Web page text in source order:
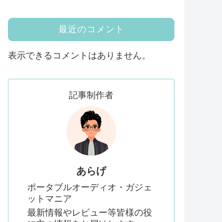
最近のコメント
表示できるコメントはありません。
記事制作者
あらげ
ポータブルオーディオ・ガジェ
ットマニア
最新情報やレビュー等皆様の役